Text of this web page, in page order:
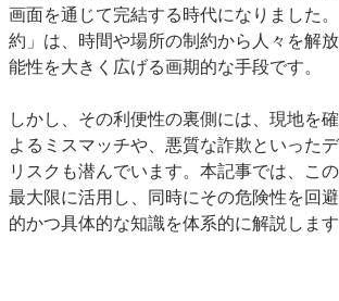
画面を通じて完結する時代になりました
約」は、時間や場所の制約から人々を解
能性を大きく広げる画期的な手段です。
しかし、その利便性の裏側には、現地を
よるミスマッチや、悪質な詐欺といった
リスクも潜んでいます。本記事では、こ
最大限に活用し、同時にその危険性を回
的かつ具体的な知識を体系的に解説します